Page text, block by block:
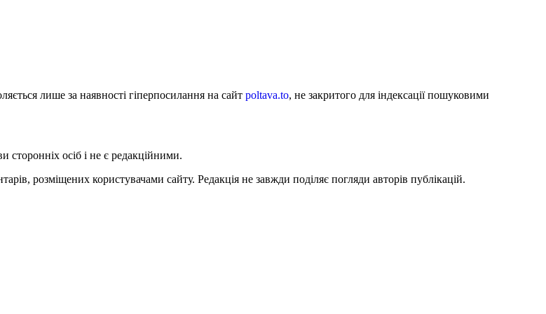
лише за наявності гіперпосилання на сайт poltava.to, не закритого для індексації пошуковими
сторонніх осіб і не є редакційними.
розміщених користувачами сайту. Редакція не завжди поділяє погляди авторів публікацій.